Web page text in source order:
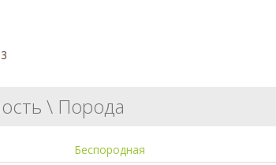
\ Порода
Беспородная